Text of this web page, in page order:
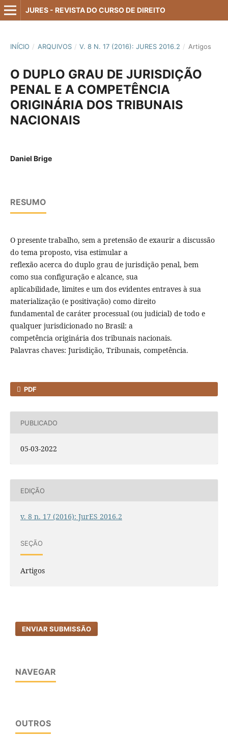
JURES - REVISTA DO CURSO DE DIREITO
INÍCIO / ARQUIVOS / V. 8 N. 17 (2016): JURES 2016.2 / Artigos
O DUPLO GRAU DE JURISDIÇÃO
PENAL E A COMPETÊNCIA
ORIGINÁRIA DOS TRIBUNAIS
NACIONAIS
Daniel Brige
RESUMO
O presente trabalho, sem a pretensão de exaurir a discussão
do tema proposto, visa estimular a
reflexão acerca do duplo grau de jurisdição penal, bem
como sua configuração e alcance, sua
aplicabilidade, limites e um dos evidentes entraves à sua
materialização (e positivação) como direito
fundamental de caráter processual (ou judicial) de todo e
qualquer jurisdicionado no Brasil: a
competência originária dos tribunais nacionais.
Palavras chaves: Jurisdição, Tribunais, competência.
PDF
PUBLICADO
05-03-2022
EDIÇÃO
v. 8 n. 17 (2016): JurES 2016.2
SEÇÃO
Artigos
ENVIAR SUBMISSÃO
NAVEGAR
OUTROS